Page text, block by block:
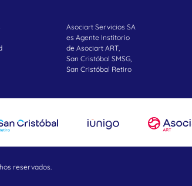
Asociart Servicios SA
es Agente Institorio
de Asociart ART,
San Cristóbal SMSG,
San Cristóbal Retiro
reservados.